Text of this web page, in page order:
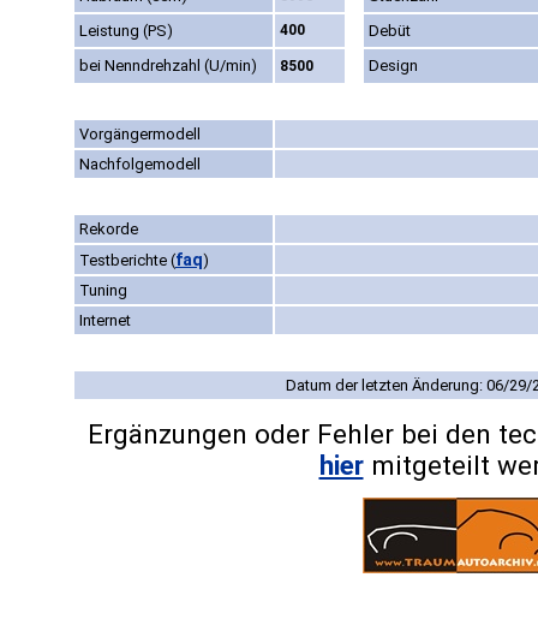
Leistung (PS)
400
Debüt
bei Nenndrehzahl (U/min)
8500 Design
Vorgängermodell
Nachfolgemodell
Rekorde
Testberichte (faq)
Tuning
Internet
Datum der letzten Änderung: 06/29/
Ergänzungen oder Fehler bei den
hiermitgeteilt